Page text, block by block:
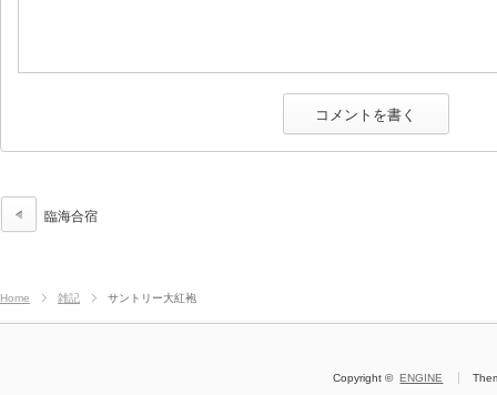
臨海合宿
Home 雑記 サントリー大紅袍
Copyright ©ENGINE